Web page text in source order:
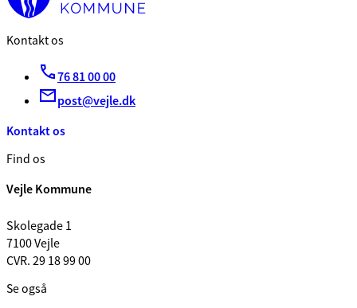
Kontakt os
76 81 00 00
post@vejle.dk
Kontakt os
Find os
Vejle Kommune
Skolegade 1
7100 Vejle
CVR. 29 18 99 00
Se også